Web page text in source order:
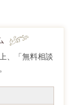
、「無料相談